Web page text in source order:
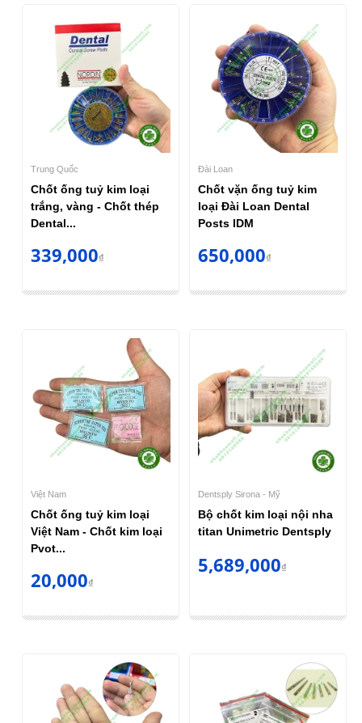
Trung Quốc
Chốt ống tuỷ kim loại
trắng, vàng - Chốt thép
Dental...
339,000₫
Đài Loan
Chốt vặn ống tuỷ kim
loại Đài Loan Dental
Posts IDM
650,000₫
Việt Nam
Chốt ống tuỷ kim loại
Việt Nam - Chốt kim loại
Pvot...
20,000₫
Dentsply Sirona - Mỹ
Bộ chốt kim loại nội nha
titan Unimetric Dentsply
5,689,000₫